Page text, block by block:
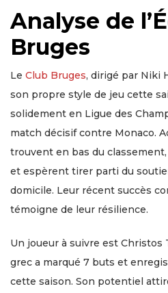
Analyse de
Bruges
Le Club Bruges, dirigé par Niki
son propre style de jeu cette
solidement en Ligue des
match décisif contre Monaco.
trouvent en bas du
et espèrent tirer parti du
domicile. Leur récent succès
témoigne de leur résilience.
Un joueur à suivre est Christos
grec a marqué 7 buts et
cette saison. Son potentiel